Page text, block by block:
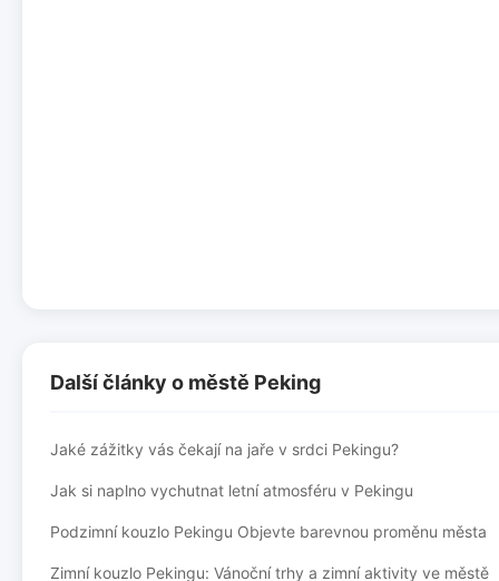
Další články o městě Peking
Jaké zážitky vás čekají na jaře v srdci Pekingu?
Jak si naplno vychutnat letní atmosféru v Pekingu
Podzimní kouzlo Pekingu Objevte barevnou proměnu města
Zimní kouzlo Pekingu: Vánoční trhy a zimní aktivity ve městě